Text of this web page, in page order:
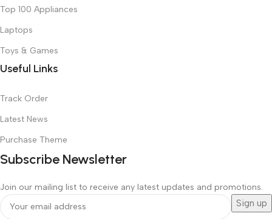
Top 100 Appliances
Laptops
Toys & Games
Useful Links
Track Order
Latest News
Purchase Theme
Subscribe Newsletter
Join our mailing list to receive any latest updates and promotions.